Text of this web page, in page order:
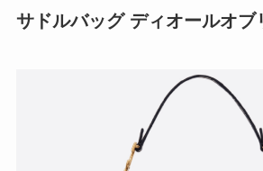
サドルバッグ ディオールオブ